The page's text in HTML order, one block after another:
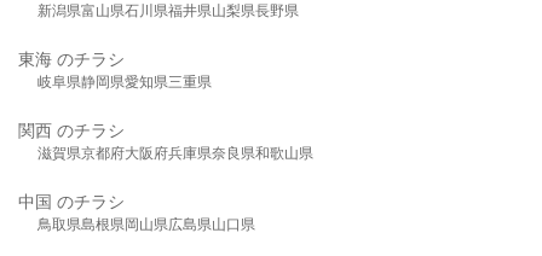
新潟県富山県石川県福井県山梨県長野県
東海 のチラシ
岐阜県静岡県愛知県三重県
関西 のチラシ
滋賀県京都府大阪府兵庫県奈良県和歌山県
中国 のチラシ
鳥取県島根県岡山県広島県山口県